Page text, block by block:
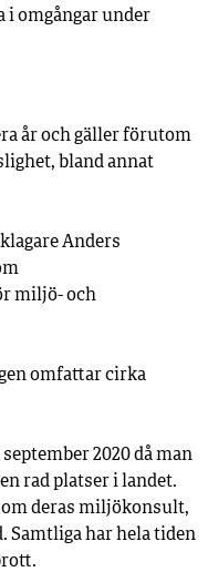
i omgångar under
år och gäller förutom
bland annat
Anders
miljö- och
omfattar cirka
2020 då man
rad platser i landet.
deras miljökonsult,
Samtliga har hela tiden